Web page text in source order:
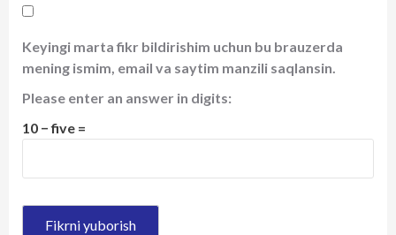
Keyingi marta fikr bildirishim uchun bu brauzerda
mening ismim, email va saytim manzili saqlansin.
Please enter an answer in digits:
10 − five =